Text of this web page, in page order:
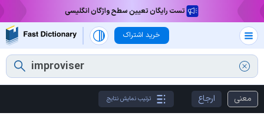
تست رایگان تعیین سطح واژگان انگلیسی
خرید اشتراک
معنی ارجاع ترتیب نمایش نتایج